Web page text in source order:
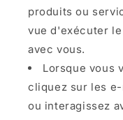
produits ou
vue d'exécuter
avec vous.
Lorsque vous
cliquez sur les
ou interagissez